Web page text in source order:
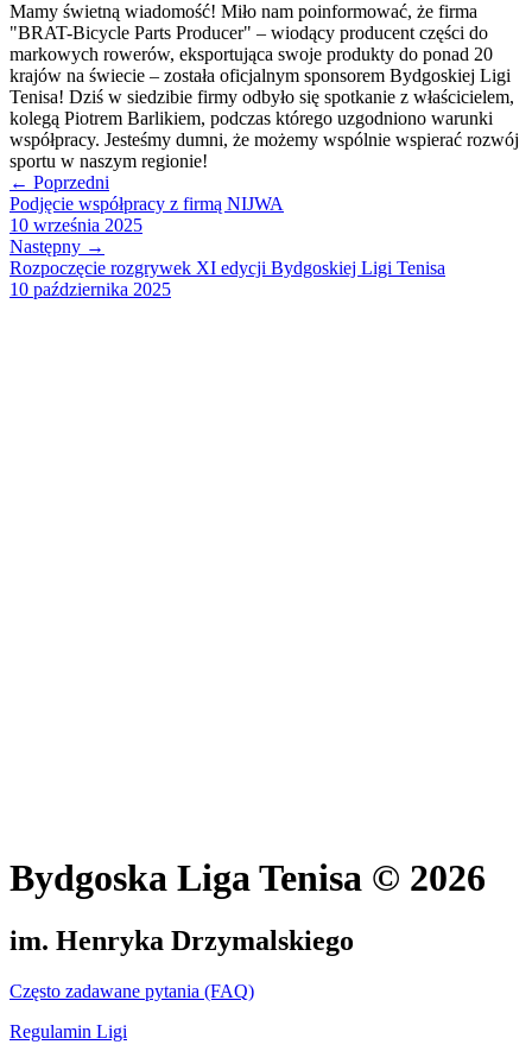
Mamy świetną wiadomość! Miło nam poinformować, że firma
"BRAT-Bicycle Parts Producer" – wiodący producent części do
markowych rowerów, eksportująca swoje produkty do ponad 20
krajów na świecie – została oficjalnym sponsorem Bydgoskiej Ligi
Tenisa! Dziś w siedzibie firmy odbyło się spotkanie z właścicielem,
kolegą Piotrem Barlikiem, podczas którego uzgodniono warunki
współpracy. Jesteśmy dumni, że możemy wspólnie wspierać rozwój
sportu w naszym regionie!
← Poprzedni
Podjęcie współpracy z firmą NIJWA
10 września 2025
Następny →
Rozpoczęcie rozgrywek XI edycji Bydgoskiej Ligi Tenisa
10 października 2025
Bydgoska Liga Tenisa © 2026
im. Henryka Drzymalskiego
Często zadawane pytania (FAQ)
Regulamin Ligi